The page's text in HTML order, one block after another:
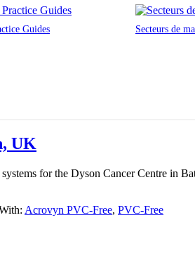
Guides Secteurs de
UK
for the Dyson Cancer Centre in
Acrovyn PVC-Free, PVC-Free